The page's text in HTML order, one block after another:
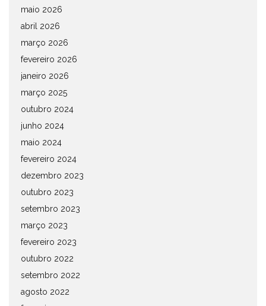
maio 2026
abril 2026
março 2026
fevereiro 2026
janeiro 2026
março 2025
outubro 2024
junho 2024
maio 2024
fevereiro 2024
dezembro 2023
outubro 2023
setembro 2023
março 2023
fevereiro 2023
outubro 2022
setembro 2022
agosto 2022